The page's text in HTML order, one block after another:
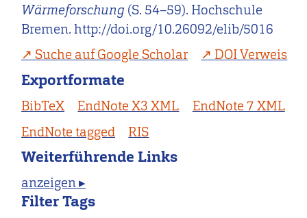
Wärmeforschung (S. 54–59). Hochschule
Bremen. http://doi.org/10.26092/elib/5016
Suche auf Google Scholar
DOI Verweis
Exportformate
BibTeX EndNote X3 XML
EndNote 7 XML
EndNote tagged
RIS
Weiterführende Links
anzeigen ▸
Filter Tags